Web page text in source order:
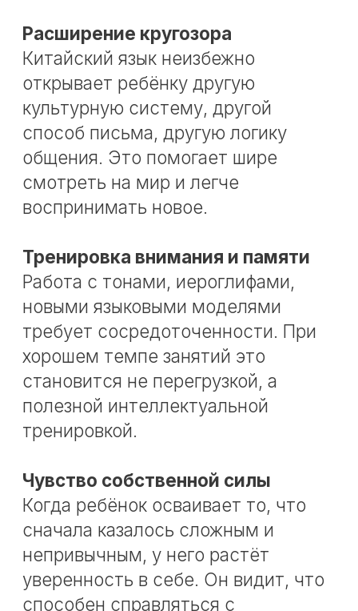
простого к более сложному.
Поддерживающая атмосфера
Подростки чувствительны к
ощущению неловкости и страху
ошибки. Поэтому им особенно
важно учиться в среде, где можно
пробовать, ошибаться, спрашивать
и постепенно втягиваться без
лишнего давления.
Даже интерес к языку быстро
ослабевает, если между занятиями
нет системы. Именно регулярность
помогает превратить первые
впечатления в устойчивый навык.
Что может мешать
родителям принять
решение
старт не потому, что ребёнок не
готов, а потому, что сами боятся
ошибки.
«А вдруг будет слишком
сложно».
«А вдруг он быстро бросит».
«А вдруг стоило начинать
раньше».